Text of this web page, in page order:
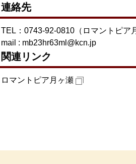
連絡先
TEL：0743-92-0810（ロマントピア
mail : mb23hr63ml@kcn.jp
関連リンク
ロマントピア月ヶ瀬